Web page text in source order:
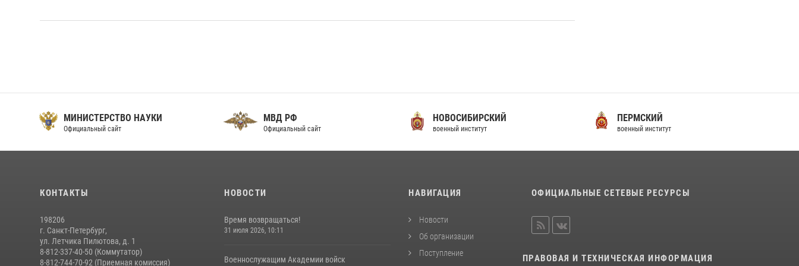
МИНИСТЕРСТВО НАУКИ
Официальный сайт
МВД РФ
Официальный сайт
НОВОСИБИРСКИЙ
военный институт
ПЕРМСКИЙ
военный институт
КОНТАКТЫ
198206
г. Санкт-Петербург,
ул. Летчика Пилютова, д. 1
8-812-337-40-50 (Коммутатор)
8-812-744-70-92 (Приемная комиссия)
НОВОСТИ
Время возвращаться!
31 июля 2026, 10:11
Военнослужащим Академии войск
НАВИГАЦИЯ
Новости
Об организации
Поступление
ОФИЦИАЛЬНЫЕ СЕТЕВЫЕ РЕСУРСЫ
ПРАВОВАЯ И ТЕХНИЧЕСКАЯ ИНФОРМАЦИЯ